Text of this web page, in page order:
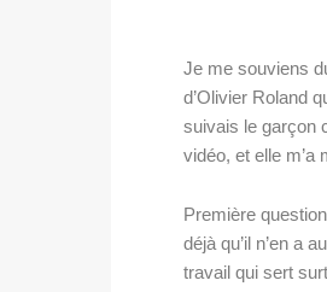
Je me souviens
d’Olivier Roland
suivais le garçon
vidéo, et elle m’a
Première
déjà qu’il n’en a
travail qui sert